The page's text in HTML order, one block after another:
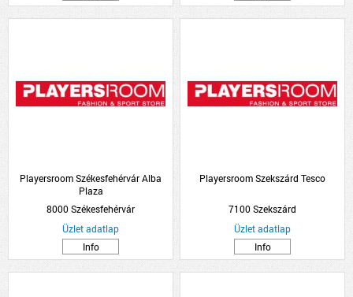
Playersroom Székesfehérvár Alba
Plaza
8000 Székesfehérvár
Üzlet adatlap
Info
Playersroom Szekszárd Tesco
7100 Szekszárd
Üzlet adatlap
Info